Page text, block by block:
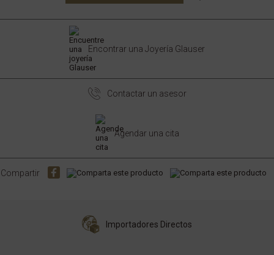
Encontrar una Joyería Glauser
Contactar un asesor
Agendar una cita
Compartir
Importadores Directos